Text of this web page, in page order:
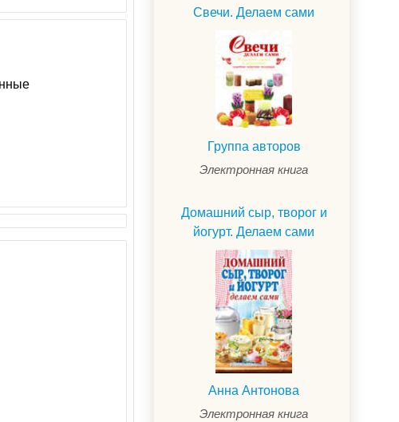
Свечи. Делаем сами
Группа авторов
Электронная книга
Домашний сыр, творог и
йогурт. Делаем сами
Анна Антонова
Электронная книга